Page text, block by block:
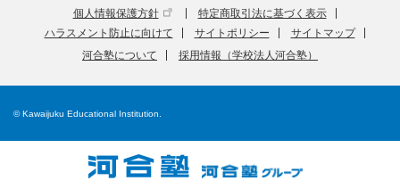
個人情報保護方針
特定商取引法に基づく表示
ハラスメント防止に向けて
サイトポリシー
サイトマップ
河合塾について
採用情報（学校法人河合塾）
© Kawaijuku Educational Institution.